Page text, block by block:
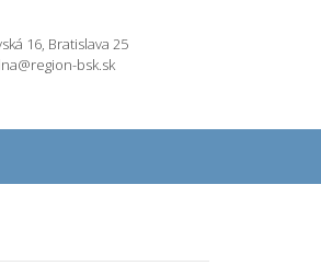
16, Bratislava 25
bsk.sk